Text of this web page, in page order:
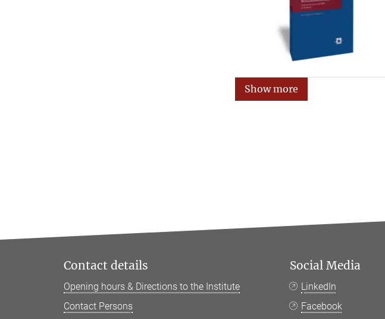
Show more
Contact details
Opening hours & Directions to the Institute
Contact Persons
Social Media
LinkedIn
Facebook